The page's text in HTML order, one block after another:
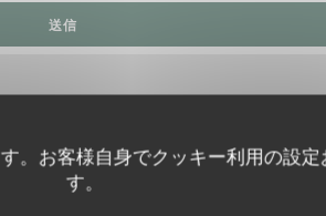
。お客様自身でクッキー利用の設定
す。